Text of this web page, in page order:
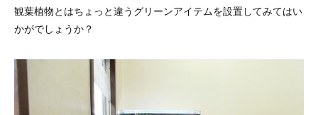
観葉植物とはちょっと違うグリーンアイテムを設置してみてはい
かがでしょうか？